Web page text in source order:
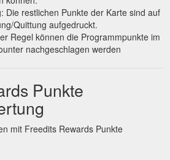
Die restlichen Punkte der Karte sind auf
Quittung aufgedruckt.
Regel können die Programmpunkte im
nachgeschlagen werden
Punkte
mit Freedits Rewards Punkte